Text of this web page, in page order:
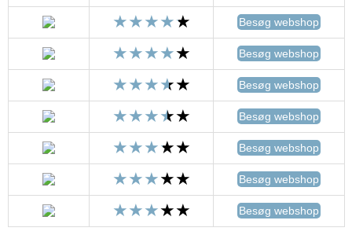
Besøg webshop
Besøg webshop
Besøg webshop
Besøg webshop
Besøg webshop
Besøg webshop
Besøg webshop